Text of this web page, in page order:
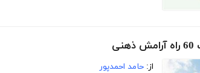
از: حامد احمدپور